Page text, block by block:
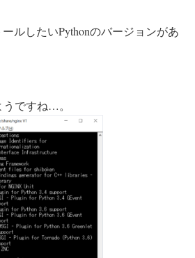
ルしたいPythonのバージョンがあ
うですね…。